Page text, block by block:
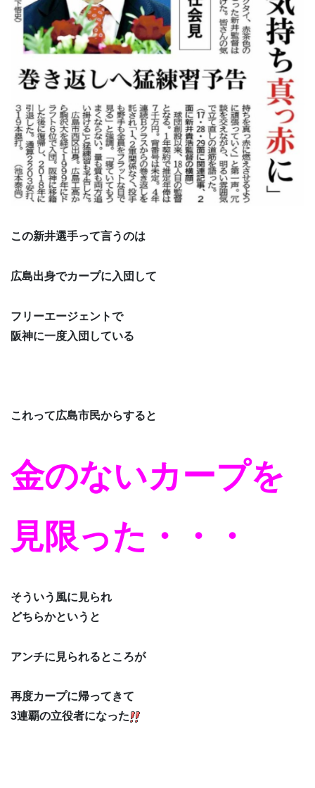
この新井選手って言うのは
広島出身でカープに入団して
フリーエージェントで
阪神に一度入団している
これって広島市民からすると
金のないカープを
見限った・・・
そういう風に見られ
どちらかというと
アンチに見られるところが
再度カープに帰ってきて
3連覇の立役者になった